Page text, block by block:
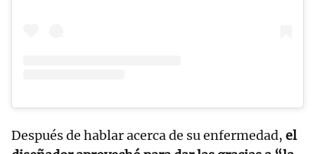
Después de hablar acerca de su enfermedad, el